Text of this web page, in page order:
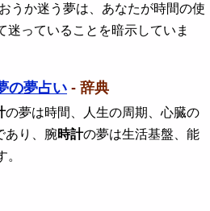
うか迷う夢は、あなたが時間の使
迷っていることを暗示していま
の夢占い - 辞典
の夢は時間、人生の周期、心臓の
あり、腕時計の夢は生活基盤、能